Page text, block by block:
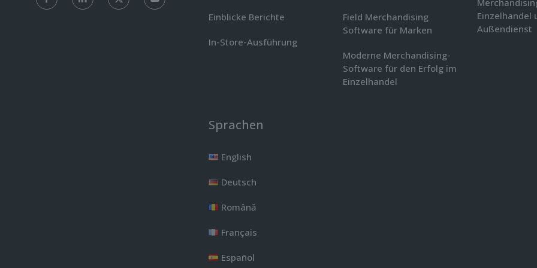
Einblicke Berichte
In-Store-Ausführung
Field Merchandising
Software für Marken
Moderne Merchandising-
Software für den Erfolg im
Einzelhandel
Einzelhandel
Außendienst
Sprachen
English
Deutsch
Română
Français
Español